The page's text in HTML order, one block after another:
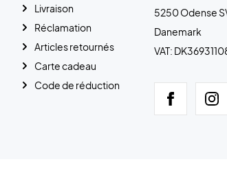
5250 Odense
Danemark
VAT:
Livraison
Réclamation
Articles retournés
Carte cadeau
Code de réduction